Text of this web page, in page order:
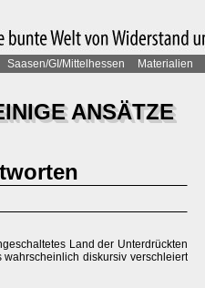
Saasen/GI/Mittelhessen Materialien
ANSÄTZE
Land der Unterdrückten
diskursiv verschleiert